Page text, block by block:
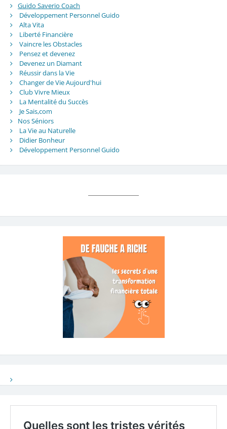
Guido Saverio Coach
Développement Personnel Guido
Alta Vita
Liberté Financière
Vaincre les Obstacles
Pensez et devenez
Devenez un Diamant
Réussir dans la Vie
Changer de Vie Aujourd'hui
Club Vivre Mieux
La Mentalité du Succès
Je Sais,com
Nos Séniors
La Vie au Naturelle
Didier Bonheur
Développement Personnel Guido